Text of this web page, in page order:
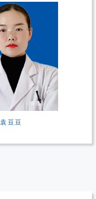
袁豆豆